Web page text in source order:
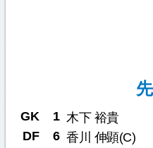
GK 1 木下 裕貴
DF
6 香川 伸顕(C)